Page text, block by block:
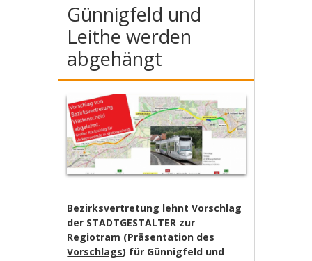
Günnigfeld und
Leithe werden
abgehängt
Bezirksvertretung lehnt Vorschlag
der STADTGESTALTER zur
Regiotram (Präsentation des
Vorschlags) für Günnigfeld und